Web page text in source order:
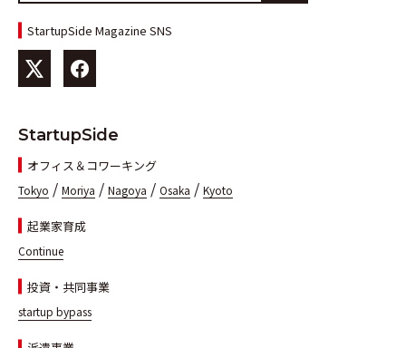
StartupSide Magazine SNS
StartupSide
オフィス＆コワーキング
Tokyo / Moriya / Nagoya / Osaka / Kyoto
起業家育成
Continue
投資・共同事業
startup bypass